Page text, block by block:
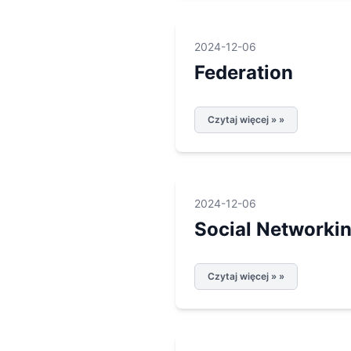
2024-12-06
Federation
Czytaj więcej » »
2024-12-06
Social
Czytaj więcej » »